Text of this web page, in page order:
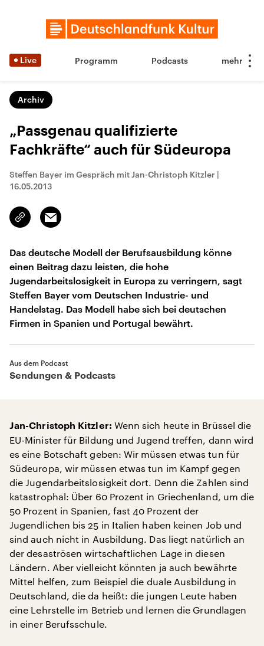
Live Programm Podcasts
Archiv
„Passgenau qualifizierte
Fachkräfte“ auch für Südeuropa
Steffen Bayer im Gespräch mit Jan-Christoph Kitzler |
16.05.2013
Link
kopieren/teilen
Email
Das deutsche Modell der Berufsausbildung könne
einen Beitrag dazu leisten, die hohe
Jugendarbeitslosigkeit in Europa zu verringern, sagt
Steffen Bayer vom Deutschen Industrie- und
Handelstag. Das Modell habe sich bei deutschen
Firmen in Spanien und Portugal bewährt.
Aus dem Podcast
Sendungen & Podcasts
Jan-Christoph Kitzler: Wenn sich heute in Brüssel die
EU-Minister für Bildung und Jugend treffen, dann wird
es eine Botschaft geben: Wir müssen etwas tun für
Südeuropa, wir müssen etwas tun im Kampf gegen
die Jugendarbeitslosigkeit dort. Denn die Zahlen sind
katastrophal: Über 60 Prozent in Griechenland, um die
50 Prozent in Spanien, fast 40 Prozent der
Jugendlichen bis 25 in Italien haben keinen Job und
sind auch nicht in Ausbildung. Das liegt natürlich an
der desaströsen wirtschaftlichen Lage in diesen
Ländern. Aber vielleicht könnten ja auch bewährte
Mittel helfen, zum Beispiel die duale Ausbildung in
Deutschland, die da heißt: die jungen Leute haben
eine Lehrstelle im Betrieb und lernen die Grundlagen
in einer Berufsschule.